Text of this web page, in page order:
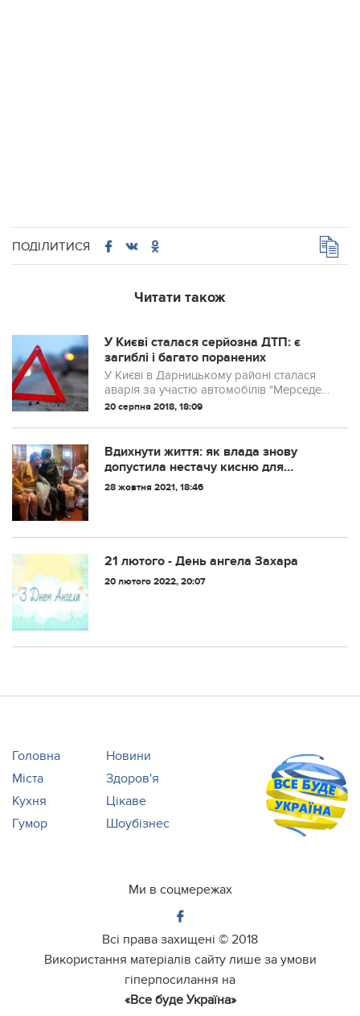
ПОДІЛИТИСЯ
Читати також
У Києві сталася серйозна ДТП: є
загиблі і багато поранених
У Києві в Дарницькому районі сталася
аварія за участю автомобілів "Мерседес
Віто" та "ВАЗ 2171". У результаті зіткнення
госпіталізовані.
20 серпня 2018, 18:09
Вдихнути життя: як влада знову
допустила нестачу кисню для
пацієнтів хворих на Covid-19
28 жовтня 2021, 18:46
21 лютого - День ангела Захара
20 лютого 2022, 20:07
Головна
Новини
Міста
Здоров'я
Кухня
Цікаве
Гумор
Шоубізнес
Ми в соцмережах
Всі права захищені © 2018
Використання матеріалів сайту лише за умови
гіперпосилання на
«Все буде Україна»